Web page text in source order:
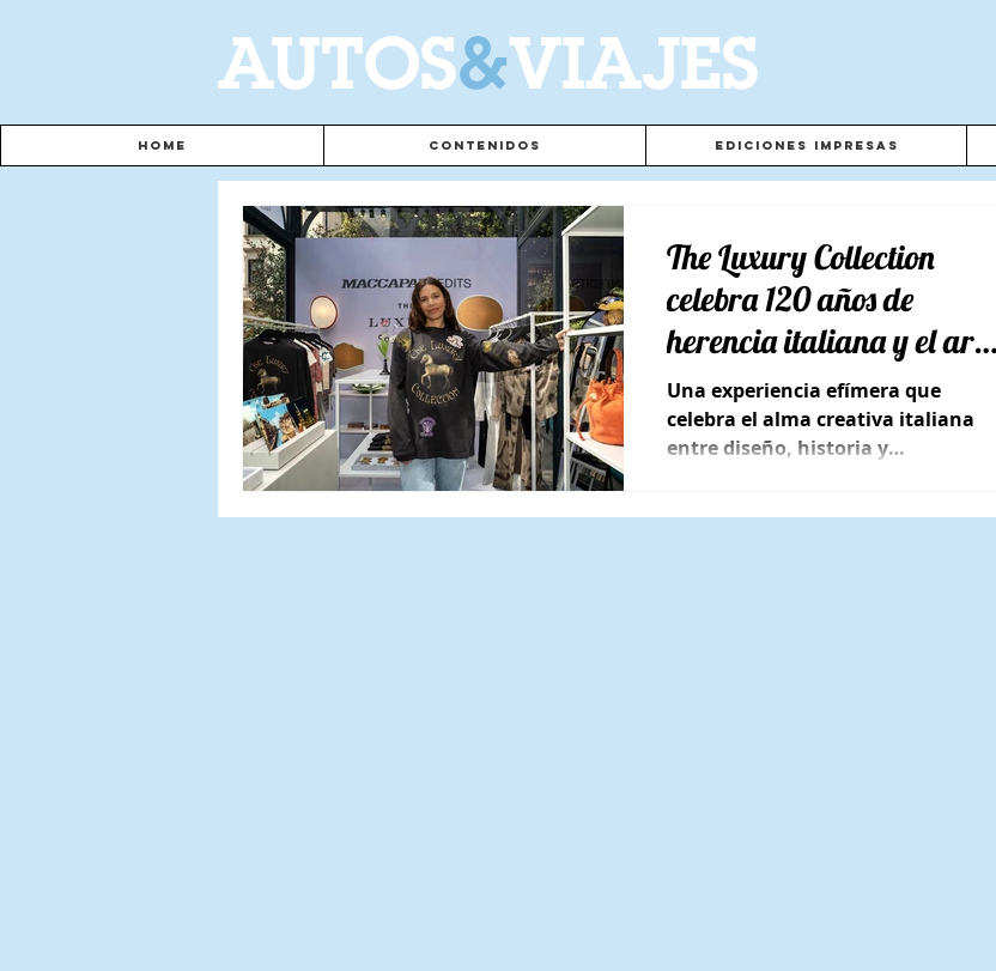
AUTOS&VIAJES
Home Contenidos Ediciones Impresas
The Luxury Collection
celebra 120 años de
herencia italiana y el arte
de la artesanía junto a
Margherita Maccapani
Missoni
Una experiencia efímera que
celebra el alma creativa italiana
entre diseño, historia y